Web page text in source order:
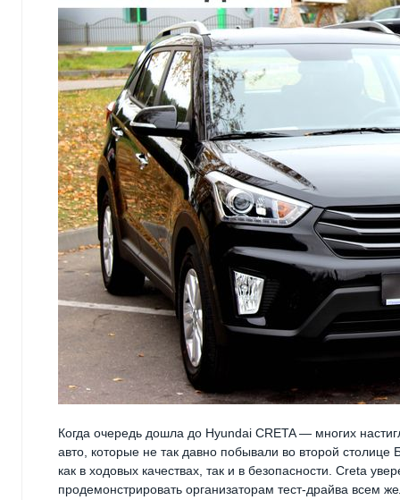
Когда очередь дошла до Hyundai CRETA — многих
авто, которые не так давно побывали во второй
как в ходовых качествах, так и в безопасности. Creta
продемонстрировать организаторам тест-драйва